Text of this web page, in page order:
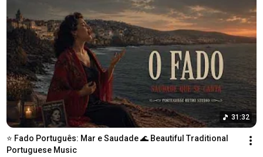
31:32
⭐ Fado Português: Mar e Saudade 🌊 Beautiful Traditional
Portuguese Music